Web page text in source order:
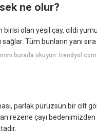
ne olur?
olan yeşil çay, cildi
Tüm bunların yanı
burada okuyun: trendyol.com
parlak pürüzsün bir cilt
rezene çayı